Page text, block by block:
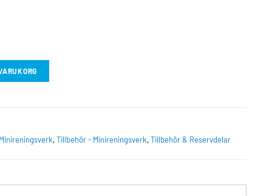
Minireningsverk,Tillbehör - Minireningsverk,Tillbehör & Reservdelar